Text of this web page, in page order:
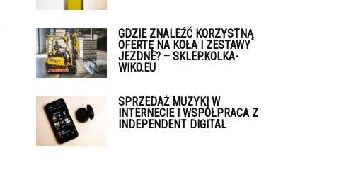
GDZIE ZNALEŹĆ KORZYSTNĄ
OFERTĘ NA KOŁA I ZESTAWY
JEZDNE? – SKLEP.KOLKA-
WIKO.EU
SPRZEDAŻ MUZYKI W
INTERNECIE I WSPÓŁPRACA Z
INDEPENDENT DIGITAL